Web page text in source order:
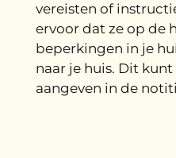
vereisten of
ervoor dat ze op de
beperkingen in je
naar je huis. Dit
aangeven in de